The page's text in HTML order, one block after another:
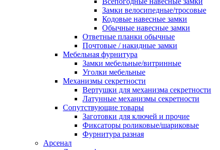
Замки велосипедные/тросовые
Кодовые навесные замки
Обычные навесные замки
Ответные планки обычные
Почтовые / накидные замки
Мебельная фурнитура
Замки мебельные/витринные
Уголки мебельные
Механизмы секретности
Вертушки для механизма секретности
Латунные механизмы секретности
Сопутствующие товары
Заготовки для ключей и прочие
Фиксаторы роликовые/шариковые
Фурнитура разная
Арсенал